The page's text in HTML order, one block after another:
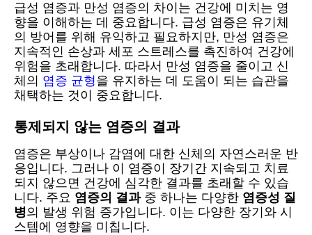
급성 염증과 만성 염증의 차이는 건강에 미치는 영
향을 이해하는 데 중요합니다. 급성 염증은 유기체
의 방어를 위해 유익하고 필요하지만, 만성 염증은
지속적인 손상과 세포 스트레스를 촉진하여 건강에
위험을 초래합니다. 따라서 만성 염증을 줄이고 신
체의 염증 균형을 유지하는 데 도움이 되는 습관을
채택하는 것이 중요합니다.
통제되지 않는 염증의 결과
염증은 부상이나 감염에 대한 신체의 자연스러운 반
응입니다. 그러나 이 염증이 장기간 지속되고 치료
되지 않으면 건강에 심각한 결과를 초래할 수 있습
니다. 주요 염증의 결과중 하나는 다양한 염증성 질
병의 발생 위험 증가입니다. 이는 다양한 장기와 시
스템에 영향을 미칩니다.